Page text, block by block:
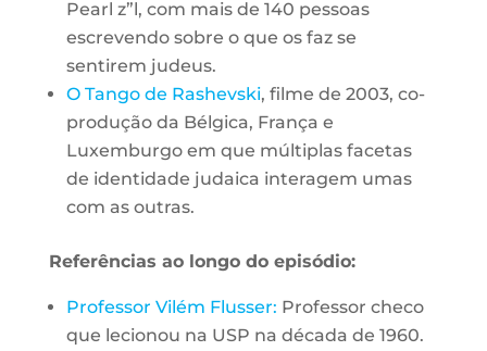
Pearl z”l, com mais de 140 pessoas
escrevendo sobre o que os faz se
sentirem judeus.
O Tango de Rashevski, filme de 2003, co-
produção da Bélgica, França e
Luxemburgo em que múltiplas facetas
de identidade judaica interagem umas
com as outras.
Referências ao longo do episódio:
Professor Vilém Flusser: Professor checo
que lecionou na USP na década de 1960.